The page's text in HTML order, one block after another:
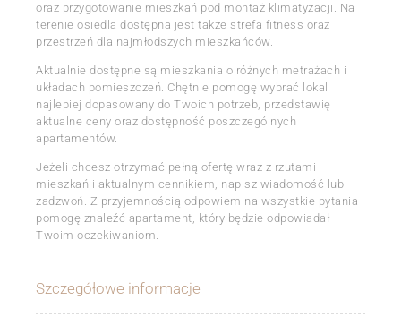
oraz przygotowanie mieszkań pod montaż klimatyzacji. Na
terenie osiedla dostępna jest także strefa fitness oraz
przestrzeń dla najmłodszych mieszkańców.
Aktualnie dostępne są mieszkania o różnych metrażach i
układach pomieszczeń. Chętnie pomogę wybrać lokal
najlepiej dopasowany do Twoich potrzeb, przedstawię
aktualne ceny oraz dostępność poszczególnych
apartamentów.
Jeżeli chcesz otrzymać pełną ofertę wraz z rzutami
mieszkań i aktualnym cennikiem, napisz wiadomość lub
zadzwoń. Z przyjemnością odpowiem na wszystkie pytania i
pomogę znaleźć apartament, który będzie odpowiadał
Twoim oczekiwaniom.
Szczegółowe informacje